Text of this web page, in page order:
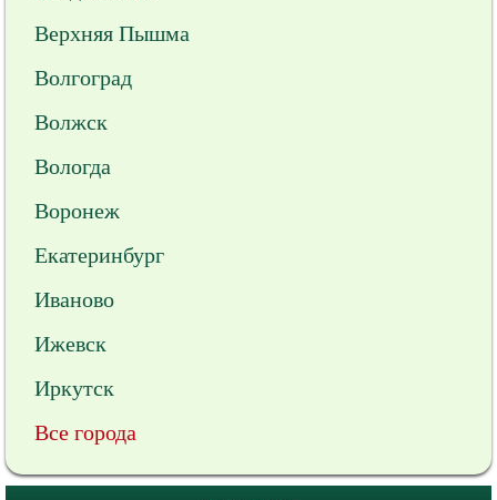
Верхняя Пышма
Волгоград
Волжск
Вологда
Воронеж
Екатеринбург
Иваново
Ижевск
Иркутск
Все города